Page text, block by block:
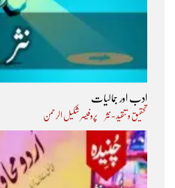
ادب اور جمالیات
تحقیق و تنقید - نثر پروفیسر شکیل الرحمن